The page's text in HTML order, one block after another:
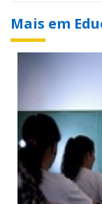
Mais em